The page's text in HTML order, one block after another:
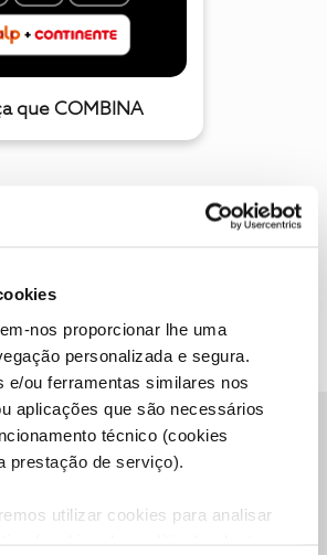
nos proporcionar lhe uma
personalizada e segura.
e/ou ferramentas similares nos
aplicações que são necessários
técnico (cookies
prestação de serviço).
utilizar cookies para analisar
que COMBINA
de julho